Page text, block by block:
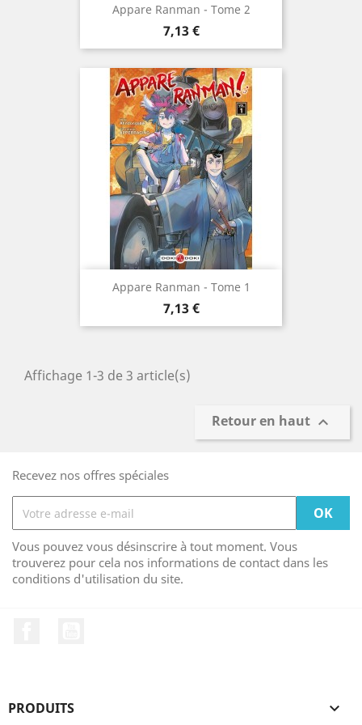
Appare Ranman - Tome 2
Prix
7,13 €
Appare Ranman - Tome 1
Prix
7,13 €
Affichage 1-3 de 3 article(s)
Retour en haut 
Recevez nos offres spéciales
Vous pouvez vous désinscrire à tout moment. Vous
trouverez pour cela nos informations de contact dans les
conditions d'utilisation du site.
PRODUITS 